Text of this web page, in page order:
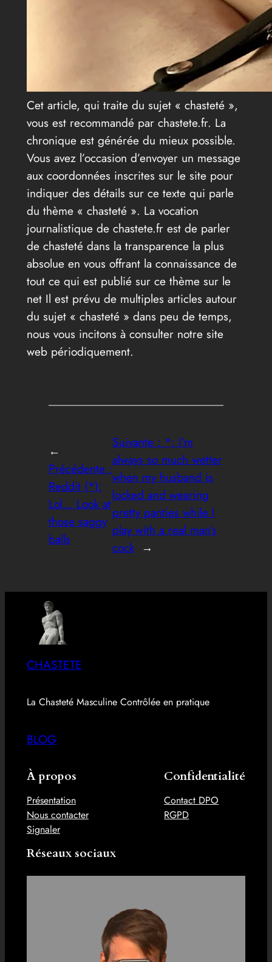
Cet article, qui traite du sujet « chasteté »,
vous est recommandé par chastete.fr. La
chronique est générée du mieux possible.
Vous avez l’occasion d’envoyer un message
aux coordonnées inscrites sur le site pour
indiquer des détails sur ce texte qui parle
du thème « chasteté ». La vocation
journalistique de chastete.fr est de parler
de chasteté dans la transparence la plus
absolue en vous offrant la connaissance de
tout ce qui est publié sur ce thème sur le
net Il est prévu de multiples articles autour
du sujet « chasteté » dans peu de temps,
nous vous incitons à consulter notre site
web périodiquement.
←
Précédente :
Reddit (*):
Lol… Look at
those saggy
balls
Suivante : *; I’m
always so much wetter
when my husband is
locked and wearing
pretty panties while I
play with a real man’s
cock →
CHASTETE
La Chasteté Masculine Contrôlée en pratique
BLOG
À propos
Présentation
Nous contacter
Signaler
Confidentialité
Contact DPO
RGPD
Réseaux sociaux